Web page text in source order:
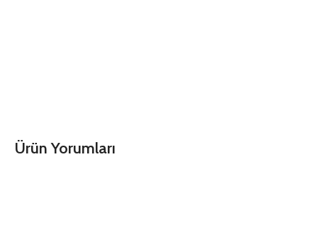
Ürün Yorumları